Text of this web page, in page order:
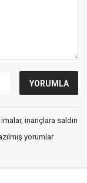
inançlara saldırı
yorumlar